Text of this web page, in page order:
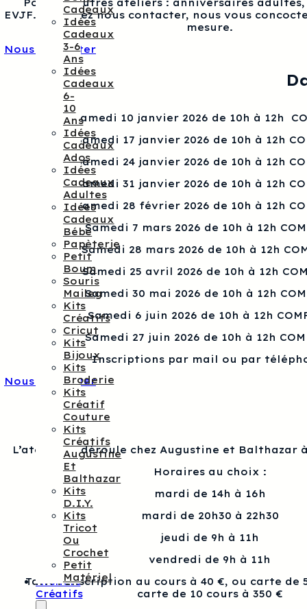
Cadeaux
Idées
Cadeaux
3-6
Ans
Idées
Cadeaux
6-
10
Ans
Idées
Cadeaux
Ados
Idées
Cadeaux
Adultes
Idées
Cadeaux
Bébé
Papèterie
Petit
Boum
Souris
Maileg
Kits
Créatifs
Cricut
Kits
Bijoux
Kits
Broderie
Kits
Créatif
Couture
Kits
Créatifs
Augustine
Et
Balthazar
Kits
D.I.Y.
Kits
Tricot
Ou
Crochet
Petit
Matériel
Ateliers
Créatifs
Pour les autres ateliers : anniversaires
EVJF…, veuillez nous contacter, nous vous
mesure.
Nous contacter
Samedi 10 janvier 2026 de 10h à 12h
Samedi 17 janvier 2026 de 10h à 12h
Samedi 24 janvier 2026 de 10h à 12h
Samedi 31 janvier 2026 de 10h à 12h
Samedi 28 février 2026 de 10h à 12h
Samedi 7 mars 2026 de 10h à 12h
Samedi 28 mars 2026 de 10h à 12h
Samedi 25 avril 2026 de 10h à 12h
Samedi 30 mai 2026 de 10h à 12h
Samedi 6 juin 2026 de 10h à 12h
Samedi 27 juin 2026 de 10h à 12h
Inscriptions par mail ou par
Nous contacter
L’atelier se déroule chez Augustine et Balthazar
Horaires au choix :
mardi de 14h à 16h
mardi de 20h30 à 22h30
jeudi de 9h à 11h
vendredi de 9h à 11h
Tarif : Inscription au cours à 40 €, ou carte de
carte de 10 cours à 350 €